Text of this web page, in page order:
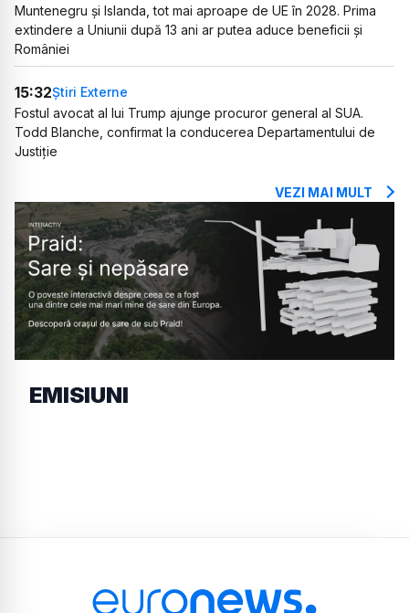
Muntenegru și Islanda, tot mai aproape de UE în 2028. Prima
extindere a Uniunii după 13 ani ar putea aduce beneficii și
României
15:32Știri Externe
Fostul avocat al lui Trump ajunge procuror general al SUA.
Todd Blanche, confirmat la conducerea Departamentului de
Justiție
VEZI MAI MULT
EMISIUNI